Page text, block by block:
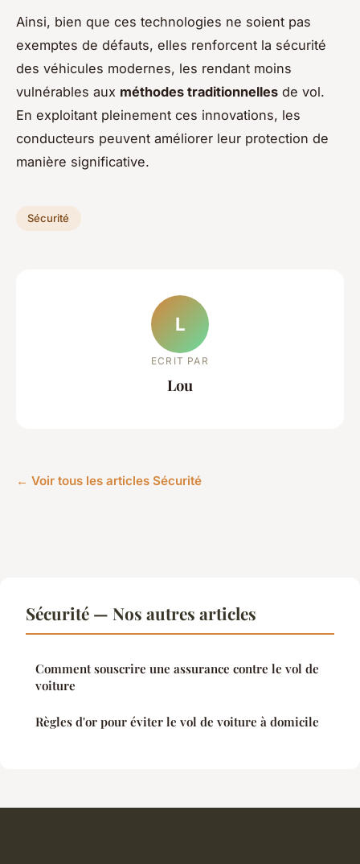
Ainsi, bien que ces technologies ne soient pas
exemptes de défauts, elles renforcent la sécurité
des véhicules modernes, les rendant moins
vulnérables aux méthodes traditionnelles de vol.
En exploitant pleinement ces innovations, les
conducteurs peuvent améliorer leur protection de
manière significative.
Sécurité
L
ECRIT PAR
Lou
← Voir tous les articles Sécurité
Sécurité — Nos autres articles
Comment souscrire une assurance contre le vol de
voiture
Règles d'or pour éviter le vol de voiture à domicile